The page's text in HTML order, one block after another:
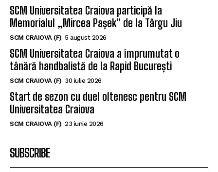
SCM Universitatea Craiova participă la
Memorialul „Mircea Pașek” de la Târgu Jiu
SCM CRAIOVA (F) 5 august 2026
SCM Universitatea Craiova a împrumutat o
tânără handbalistă de la Rapid București
SCM CRAIOVA (F) 30 iulie 2026
Start de sezon cu duel oltenesc pentru SCM
Universitatea Craiova
SCM CRAIOVA (F) 23 iunie 2026
SUBSCRIBE